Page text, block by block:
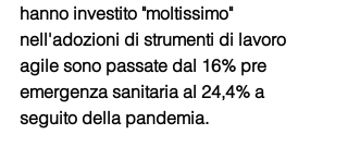
hanno investito "moltissimo"
nell'adozioni di strumenti di lavoro
agile sono passate dal 16% pre
emergenza sanitaria al 24,4% a
seguito della pandemia.